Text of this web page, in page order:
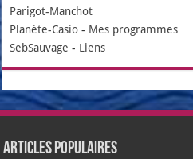
Parigot-Manchot
Planète-Casio - Mes programmes
SebSauvage - Liens
Articles populaires